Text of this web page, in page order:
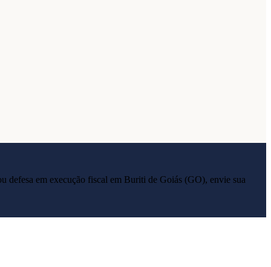
defesa em execução fiscal em Buriti de Goiás (GO), envie sua